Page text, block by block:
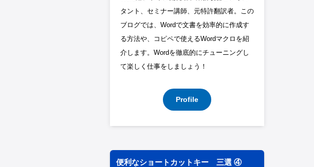
タント、セミナー講師、元特許翻訳者。この
ブログでは、Wordで文書を効率的に作成す
る方法や、コピペで使えるWordマクロを紹
介します。Wordを徹底的にチューニングし
て楽しく仕事をしましょう！
Profile
便利なショートカットキー 三選 ④